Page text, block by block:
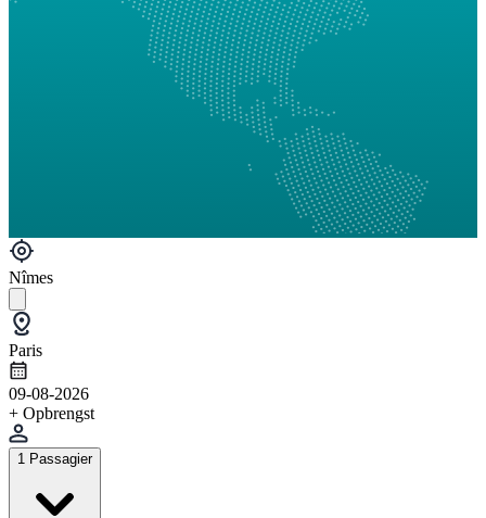
Nîmes
Paris
09-08-2026
+ Opbrengst
1 Passagier